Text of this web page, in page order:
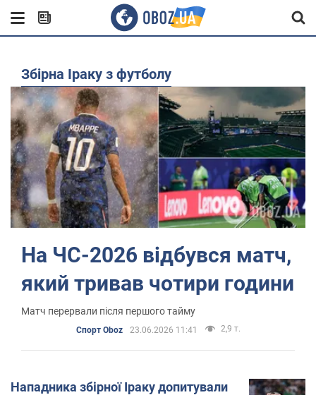
збірна Іраку з футболу
На ЧС-2026 відбувся матч,
який тривав чотири години
Матч перервали після першого тайму
Спорт Oboz 23.06.2026 11:41 2,9 т.
Нападника збірної Іраку допитували